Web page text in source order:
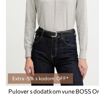
Extra -5% s kodom: OFF*